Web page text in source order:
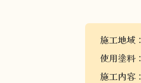
施工地域：
使用塗料：
施工内容：